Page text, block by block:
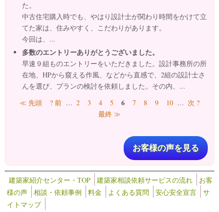
た。
中古住宅購入時でも、やはり設計士が関わり時間をかけて立
てた家は、住みやすく、こだわりがあります。
今回は、...
多数のエントリーありがとうございました。
早速９組ものエントリーをいただきました。設計事務所の所
在地、HPから窺える作風、などから直感で、2組の設計士さ
んを選び、プランの検討を依頼しました。その内、...
ページ
≪ 先頭 ? 前 … 2 3 4 5 6 7 8 9 10 … 次 ?
最終 ≫
お客様の声を見る
建築家紹介センター・TOP 建築家相談依頼サービスの流れ
お客
様の声
相談・依頼事例 料金 よくある質問 安心安全宣言
サ
イトマップ